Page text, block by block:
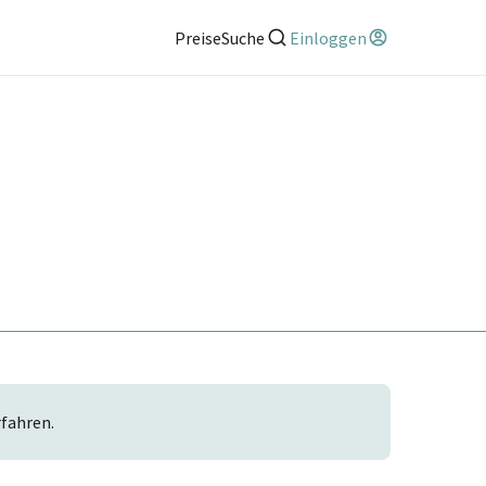
PreiseSuche Einloggen